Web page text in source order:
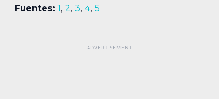
Fuentes: 1, 2, 3, 4, 5